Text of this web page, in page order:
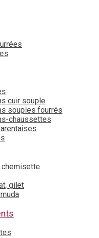
cuir souple
souples fourrés
chaussettes
chemisette
gilet